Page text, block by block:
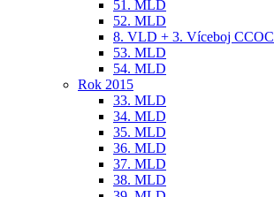
51. MLD
52. MLD
8. VLD + 3. Víceboj CCOC
53. MLD
54. MLD
Rok 2015
33. MLD
34. MLD
35. MLD
36. MLD
37. MLD
38. MLD